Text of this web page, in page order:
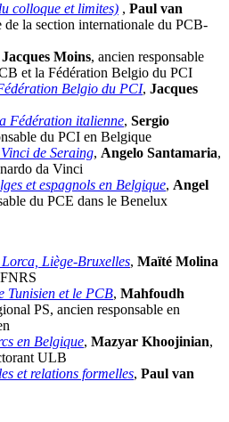
colloque et limites) , Paul van
de la section internationale du PCB-
Jacques Moins, ancien responsable
et la Fédération Belgio du PCI
Belgio du PCI, Jacques
Fédération italienne, Sergio
du PCI en Belgique
de Seraing, Angelo Santamaria,
da Vinci
et espagnols en Belgique, Angel
du PCE dans le Benelux
Liège-Bruxelles, Maïté Molina
Tunisien et le PCB, Mahfoudh
PS, ancien responsable en
en Belgique, Mazyar Khoojinian,
ULB
et relations formelles, Paul van